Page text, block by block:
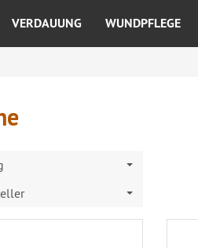
VERDAUUNG WUNDPFLEGE